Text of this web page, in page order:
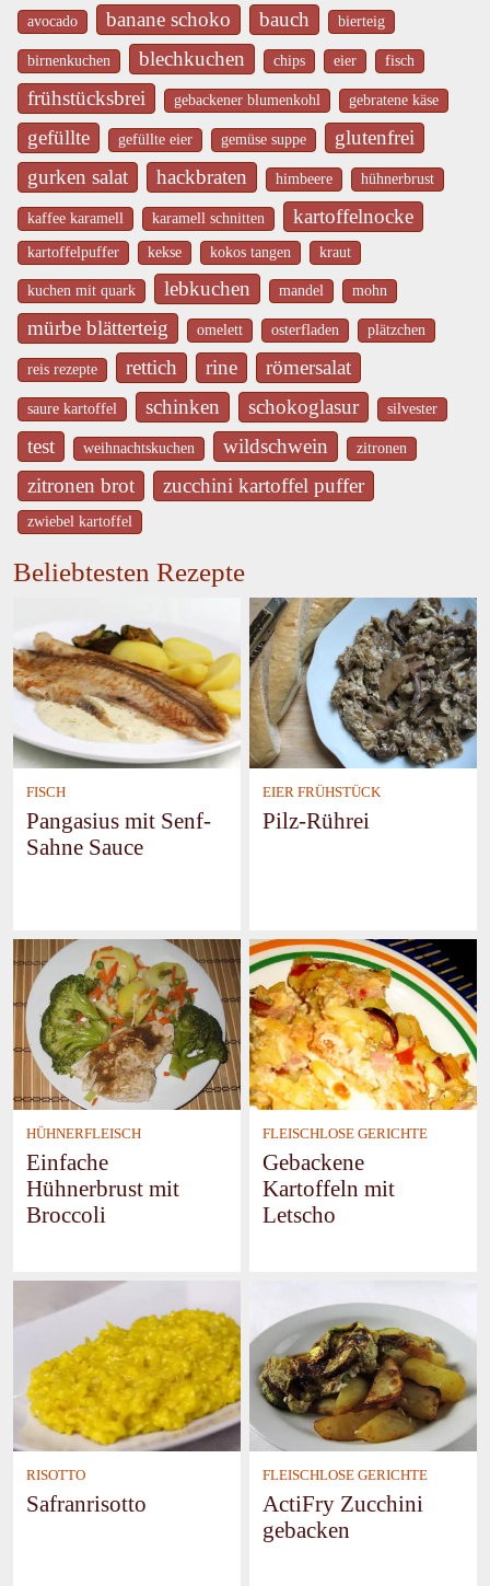
avocado banane schoko bauch bierteig
birnenkuchen blechkuchen chips eier fisch
frühstücksbrei gebackener blumenkohl gebratene käse
gefüllte gefüllte eier gemüse suppe
glutenfrei
gurken salat
hackbraten himbeere hühnerbrust
kaffee karamell karamell schnitten kartoffelnocke
kartoffelpuffer kekse kokos tangen kraut
kuchen mit quark lebkuchen mandel mohn
mürbe blätterteig omelett osterfladen plätzchen
reis rezepte rettich rine römersalat
saure kartoffel schinken schokoglasur silvester
test weihnachtskuchen wildschwein zitronen
zitronen brot zucchini kartoffel puffer
zwiebel kartoffel
Beliebtesten Rezepte
FISCH
Pangasius mit Senf-
Sahne Sauce
EIER FRÜHSTÜCK
Pilz-Rührei
HÜHNERFLEISCH
Einfache
Hühnerbrust mit
Broccoli
FLEISCHLOSE GERICHTE
Gebackene
Kartoffeln mit
Letscho
RISOTTO
Safranrisotto
FLEISCHLOSE GERICHTE
ActiFry Zucchini
gebacken